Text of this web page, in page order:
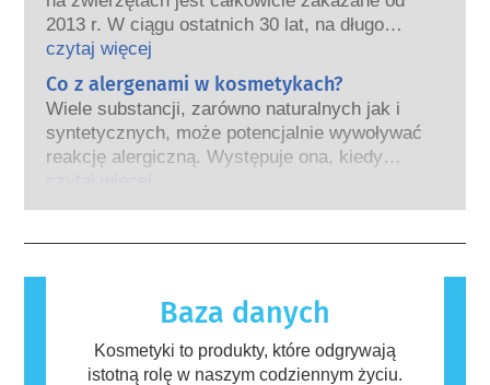
hormonalnego.
Wiele substancji, w tym te naturalne,
naśladuje hormony. Bardzo niewiele
substancji jednak, a są to głównie leki o
silnym działaniu, ma potwierdzone działanie
powodujące zaburzenia układu hormonalnego.
Rygorystyczne oceny bezpieczeństwa
produktów przeprowadzane przez
funkcjonowania układu hormonalnego.
2013 r. W ciągu ostatnich 30 lat, na długo
przed wprowadzeniem zakazu, przemysł
kosmetyczny inwestował w badania i rozwój,
tak aby stworzyć pionierskie alternatywy dla
testowania na zwierzętach w celu oceny
bezpieczeństwa składników i produktów
kosmetycznych.
czytaj więcej
Co z alergenami w kosmetykach?
Wiele substancji, zarówno naturalnych jak i
syntetycznych, może potencjalnie wywoływać
reakcję alergiczną. Występuje ona, kiedy
układ odpornościowy danej osoby zareaguje
mogą zawierać składniki, które dla niektórych
osób mogą okazać się alergizujące. Nie
oznacza to jednak, że produkt nie jest
bezpieczny dla innych.
czytaj więcej
Baza danych
Kosmetyki to produkty, które odgrywają
istotną rolę w naszym codziennym życiu.